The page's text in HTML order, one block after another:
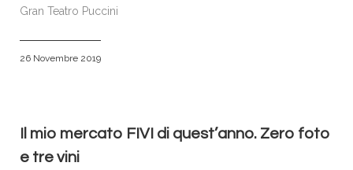
Gran Teatro Puccini
26 Novembre 2019
Il mio mercato FIVI di quest’anno. Zero foto
e tre vini